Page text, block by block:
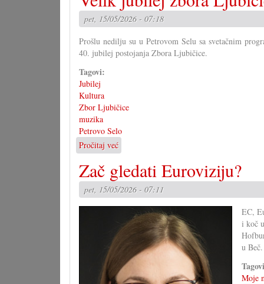
pet, 15/05/2026 - 07:18
Prošlu nedilju su u Petrovom Selu sa svetačnim
40. jubilej postojanja Zbora Ljubičice.
Tagovi:
Jubilej
Kultura
Zbor Ljubičice
muzika
Petrovo Selo
Pročitaj već
Velik
jubilej
zbora
Ljubičice
Zač gledati Euroviziju?
pet, 15/05/2026 - 07:11
EC,
i koč
u
Moje